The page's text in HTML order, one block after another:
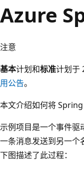
Azure
注意
基本计划和标准计划于
用公告。
本文介绍如何将
示例项目是一个事件驱
一条消息发送到另一个
下图描述了此过程：